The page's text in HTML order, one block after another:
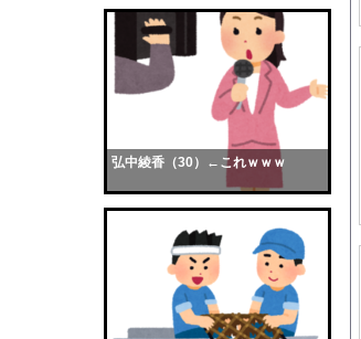
弘中綾香（30）←これｗｗｗ